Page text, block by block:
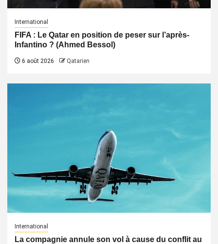
International
FIFA : Le Qatar en position de peser sur l’après-
Infantino ? (Ahmed Bessol)
6 août 2026 Qatarien
International
La compagnie annule son vol à cause du conflit au